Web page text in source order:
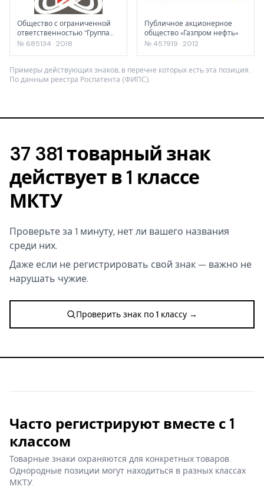
Общество с ограниченной
ответственностью "Группа
Компаний Дернек-Инвест"
№ 685134 · 2018
Публичное акционерное
общество «Газпром нефть»
№ 457919 · 2012
Примеры действующих знаков, в перечне которых есть эта позиция.
По данным реестра Роспатента (ФИПС).
37 381 товарный знак
действует в 1 классе
МКТУ
Проверьте за 1 минуту, нет ли вашего названия
среди них.
Даже если не регистрировать свой знак — важно не
нарушать чужие.
Проверить знак по 1 классу →
Часто регистрируют вместе с 1
классом
Товарные знаки охраняются для конкретных товаров.
Однородные позиции могут находиться в разных классах
МКТУ.